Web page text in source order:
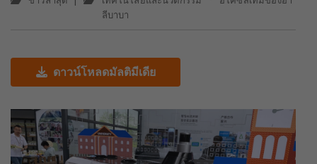
ลีบาบา
ดาวน์โหลดมัลติมีเดีย